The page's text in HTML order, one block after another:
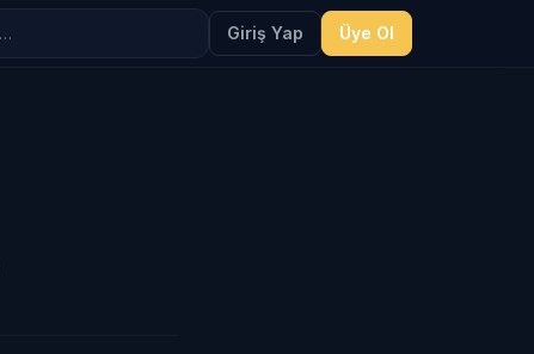
Giriş Yap Üye Ol